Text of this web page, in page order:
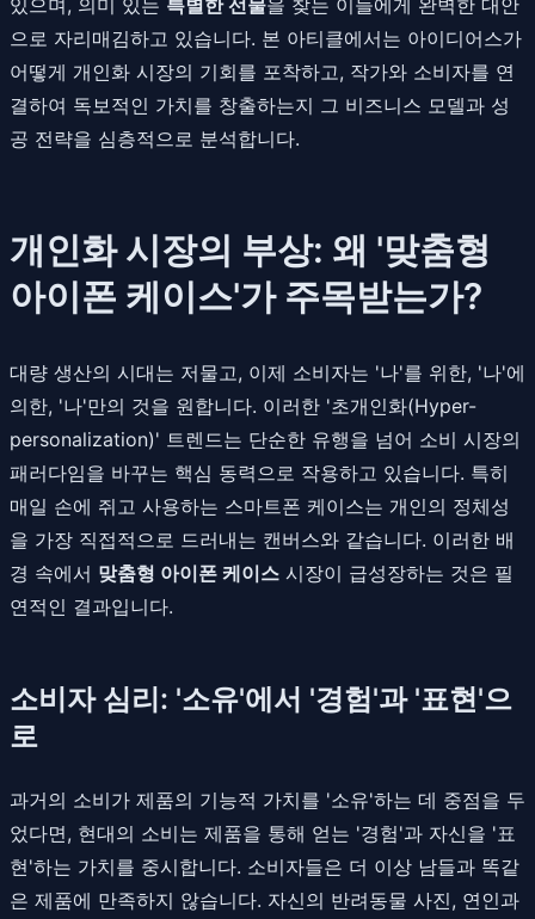
으로 자리매김하고 있습니다. 본 아티클에서는 아이디어스가
어떻게 개인화 시장의 기회를 포착하고, 작가와 소비자를 연
결하여 독보적인 가치를 창출하는지 그 비즈니스 모델과 성
공 전략을 심층적으로 분석합니다.
개인화 시장의 부상: 왜 '맞춤형
아이폰 케이스'가 주목받는가?
대량 생산의 시대는 저물고, 이제 소비자는 '나'를 위한, '나'에
의한, '나'만의 것을 원합니다. 이러한 '초개인화(Hyper-
personalization)' 트렌드는 단순한 유행을 넘어 소비 시장의
패러다임을 바꾸는 핵심 동력으로 작용하고 있습니다. 특히
매일 손에 쥐고 사용하는 스마트폰 케이스는 개인의 정체성
을 가장 직접적으로 드러내는 캔버스와 같습니다. 이러한 배
경 속에서 맞춤형 아이폰 케이스 시장이 급성장하는 것은 필
연적인 결과입니다.
소비자 심리: '소유'에서 '경험'과 '표현'으
로
과거의 소비가 제품의 기능적 가치를 '소유'하는 데 중점을 두
었다면, 현대의 소비는 제품을 통해 얻는 '경험'과 자신을 '표
현'하는 가치를 중시합니다. 소비자들은 더 이상 남들과 똑같
은 제품에 만족하지 않습니다. 자신의 반려동물 사진, 연인과